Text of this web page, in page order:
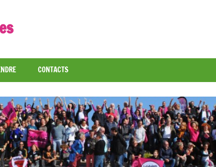
CONTACTS